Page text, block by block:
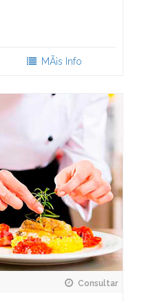
MÃ¡s Info
Consultar